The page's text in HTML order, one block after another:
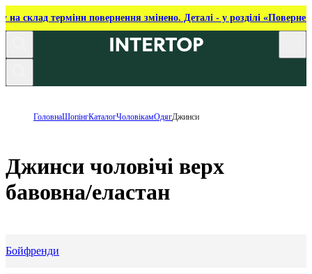
на склад терміни повернення змінено. Деталі - у розділі
ГоловнаШопінгКаталогЧоловікамОдягДжинси
Джинси чоловічі верх
бавовна/еластан
Бойфренди